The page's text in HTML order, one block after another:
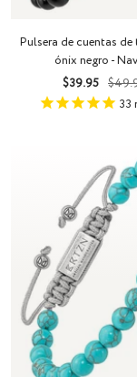
Pulsera de cuentas de
ónix negro -
Precio
de
$39.95
33